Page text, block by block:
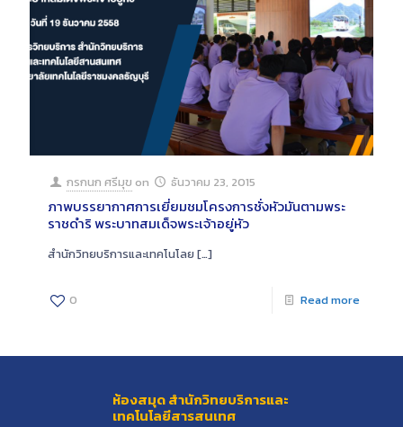
กรกนก ศรีมุข on ธันวาคม 23, 2015
ภาพบรรยากาศการเยี่ยมชมโครงการชั่งหัวมันตามพระ
ราชดำริ พระบาทสมเด็จพระเจ้าอยู่หัว
สำนักวิทยบริการและเทคโนโลย […]
0 Read more
ห้องสมุด สำนักวิทยบริการและ
เทคโนโลยีสารสนเทศ